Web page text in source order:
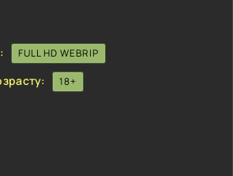
FULL HD WEBRIP
18+